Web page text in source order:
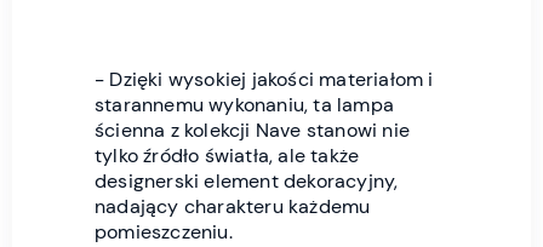
- Dzięki wysokiej jakości materiałom i
starannemu wykonaniu, ta lampa
ścienna z kolekcji Nave stanowi nie
tylko źródło światła, ale także
designerski element dekoracyjny,
nadający charakteru każdemu
pomieszczeniu.